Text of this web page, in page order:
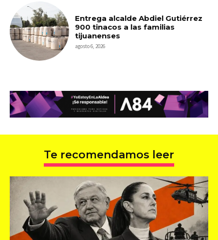
Entrega alcalde Abdiel Gutiérrez
900 tinacos a las familias
tijuanenses
agosto 6, 2026
Te recomendamos leer